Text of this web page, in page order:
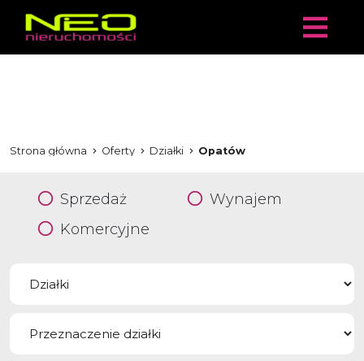
Strona główna Oferty Działki Opatów
Sprzedaż
Wynajem
Komercyjne